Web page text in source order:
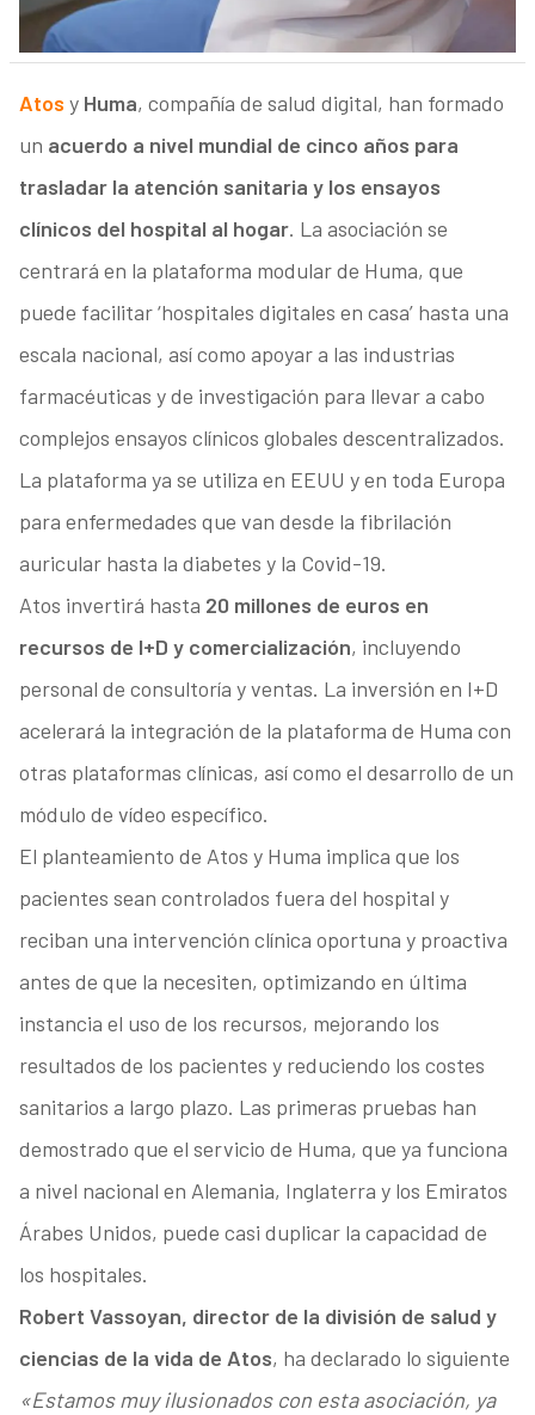
Atos y Huma, compañía de salud digital, han formado
un acuerdo a nivel mundial de cinco años para
trasladar la atención sanitaria y los ensayos
clínicos del hospital al hogar. La asociación se
centrará en la plataforma modular de Huma, que
puede facilitar ‘hospitales digitales en casa’ hasta una
escala nacional, así como apoyar a las industrias
farmacéuticas y de investigación para llevar a cabo
complejos ensayos clínicos globales descentralizados.
La plataforma ya se utiliza en EEUU y en toda Europa
para enfermedades que van desde la fibrilación
auricular hasta la diabetes y la Covid-19.
Atos invertirá hasta 20 millones de euros en
recursos de I+D y comercialización, incluyendo
personal de consultoría y ventas. La inversión en I+D
acelerará la integración de la plataforma de Huma con
otras plataformas clínicas, así como el desarrollo de un
módulo de vídeo específico.
El planteamiento de Atos y Huma implica que los
pacientes sean controlados fuera del hospital y
reciban una intervención clínica oportuna y proactiva
antes de que la necesiten, optimizando en última
instancia el uso de los recursos, mejorando los
resultados de los pacientes y reduciendo los costes
sanitarios a largo plazo. Las primeras pruebas han
demostrado que el servicio de Huma, que ya funciona
a nivel nacional en Alemania, Inglaterra y los Emiratos
Árabes Unidos, puede casi duplicar la capacidad de
los hospitales.
Robert Vassoyan, director de la división de salud y
ciencias de la vida de Atos, ha declarado lo siguiente
«Estamos muy ilusionados con esta asociación, ya